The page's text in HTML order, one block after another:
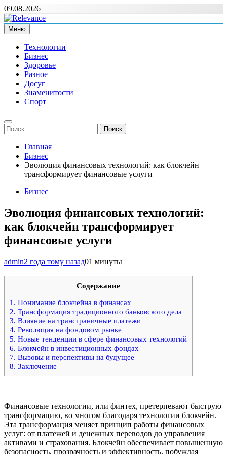
Перейти
к
содержимому
09.08.2026
Relevance
Релевантні новини — саме те, що вам потрібно
Меню
Технологии
Бизнес
Здоровье
Разное
Досуг
Знаменитости
Спорт
Найти:
Главная
Бизнес
Эволюция финансовых технологий: как блокчейн
трансформирует финансовые услуги
Бизнес
Эволюция финансовых технологий:
как блокчейн трансформирует
финансовые услуги
admin2 года тому назад01 минуты
Содержание
1. Понимание блокчейна в финансах
2. Трансформация традиционного банковского дела
3. Влияние на трансграничные платежи
4. Революция на фондовом рынке
5. Новые тенденции в сфере финансовых технологий
6. Блокчейн в инвестиционных фондах
7. Вызовы и перспективы на будущее
8. Заключение
Финансовые технологии, или финтех, претерпевают быструю
трансформацию, во многом благодаря технологии блокчейн.
Эта трансформация меняет принцип работы финансовых
услуг: от платежей и денежных переводов до управления
активами и страхования. Блокчейн обеспечивает повышенную
безопасность, прозрачность и эффективность, побуждая